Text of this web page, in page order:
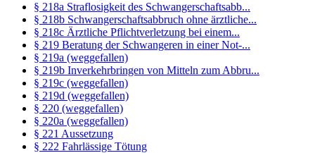
§ 218a Straflosigkeit des Schwangerschaftsabb...
§ 218b Schwangerschaftsabbruch ohne ärztliche...
§ 218c Ärztliche Pflichtverletzung bei einem...
§ 219 Beratung der Schwangeren in einer Not-...
§ 219a (weggefallen)
§ 219b Inverkehrbringen von Mitteln zum Abbru...
§ 219c (weggefallen)
§ 219d (weggefallen)
§ 220 (weggefallen)
§ 220a (weggefallen)
§ 221 Aussetzung
§ 222 Fahrlässige Tötung